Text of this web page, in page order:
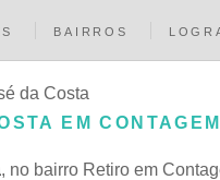
BAIRROS
da Costa
EM
, no bairro Retiro em